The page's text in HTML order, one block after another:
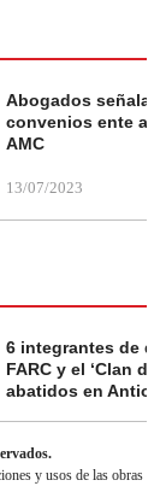
Abogados
convenios ente
AMC
13/07/2023
6 integrantes de
FARC y el ‘Clan
abatidos en
y usos de las obras